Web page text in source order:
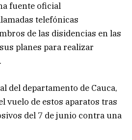
fuente oficial
telefónicas
de las disidencias en las
planes para realizar
del departamento de Cauca,
vuelo de estos aparatos tras
del 7 de junio contra una